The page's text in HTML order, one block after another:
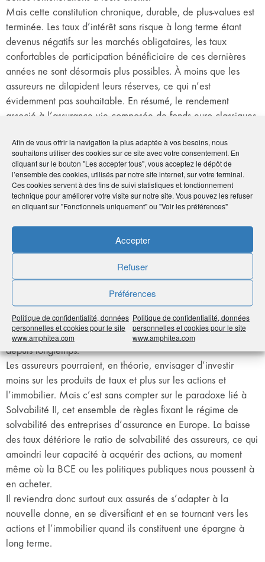
Afin de vous offrir la navigation la plus adaptée à vos besoins, nous
souhaitons utiliser des cookies sur ce site avec votre consentement. En
cliquant sur le bouton "Les accepter tous", vous acceptez le dépôt de
l’ensemble des cookies, utilisés par notre site internet, sur votre terminal.
Ces cookies servent à des fins de suivi statistiques et fonctionnement
technique pour améliorer votre visite sur notre site. Vous pouvez les refuser
en cliquant sur "Fonctionnels uniquement" ou "Voir les préférences"
Accepter
Refuser
Préférences
Politique de confidentialité, données
personnelles et cookies pour le site
www.amphitea.com
Politique de confidentialité, données
personnelles et cookies pour le site
www.amphitea.com
Mais cette constitution chronique, durable, de plus-values est
terminée. Les taux d’intérêt sans risque à long terme étant
devenus négatifs sur les marchés obligataires, les taux
confortables de participation bénéficiaire de ces dernières
années ne sont désormais plus possibles. À moins que les
assureurs ne dilapident leurs réserves, ce qui n’est
évidemment pas souhaitable. En résumé, le rendement
associé à l’assurance vie composée de fonds euro classiques
Cela appelle-t-il des mesures correctives
brutales ? On pense notamment aux
annonces faites par certains assureurs,
comme Générali ou Allianz, qui ont
contrats en fonds euro…
Les assureurs peuvent distribuer des rendements
légèrement positifs pendant quelque temps encore, du fait
notamment qu’ils gèrent un stock d’obligations anciennes.
Mais avec un souci d’équité : il n’est plus envisageable de
faire bénéficier massivement de nouveaux venus des
rendements historiques liés aux assurés qui ont épargné
depuis longtemps.
Les assureurs pourraient, en théorie, envisager d’investir
moins sur les produits de taux et plus sur les actions et
l’immobilier. Mais c’est sans compter sur le paradoxe lié à
Solvabilité II, cet ensemble de règles fixant le régime de
solvabilité des entreprises d’assurance en Europe. La baisse
des taux détériore le ratio de solvabilité des assureurs, ce qui
amoindri leur capacité à acquérir des actions, au moment
même où la BCE ou les politiques publiques nous poussent à
en acheter.
Il reviendra donc surtout aux assurés de s’adapter à la
nouvelle donne, en se diversifiant et en se tournant vers les
actions et l’immobilier quand ils constituent une épargne à
long terme.